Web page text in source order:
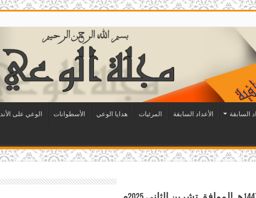
السابقة الأعداد السابقة المرئيات هدايا الوعي الأسطوانات الوعي على